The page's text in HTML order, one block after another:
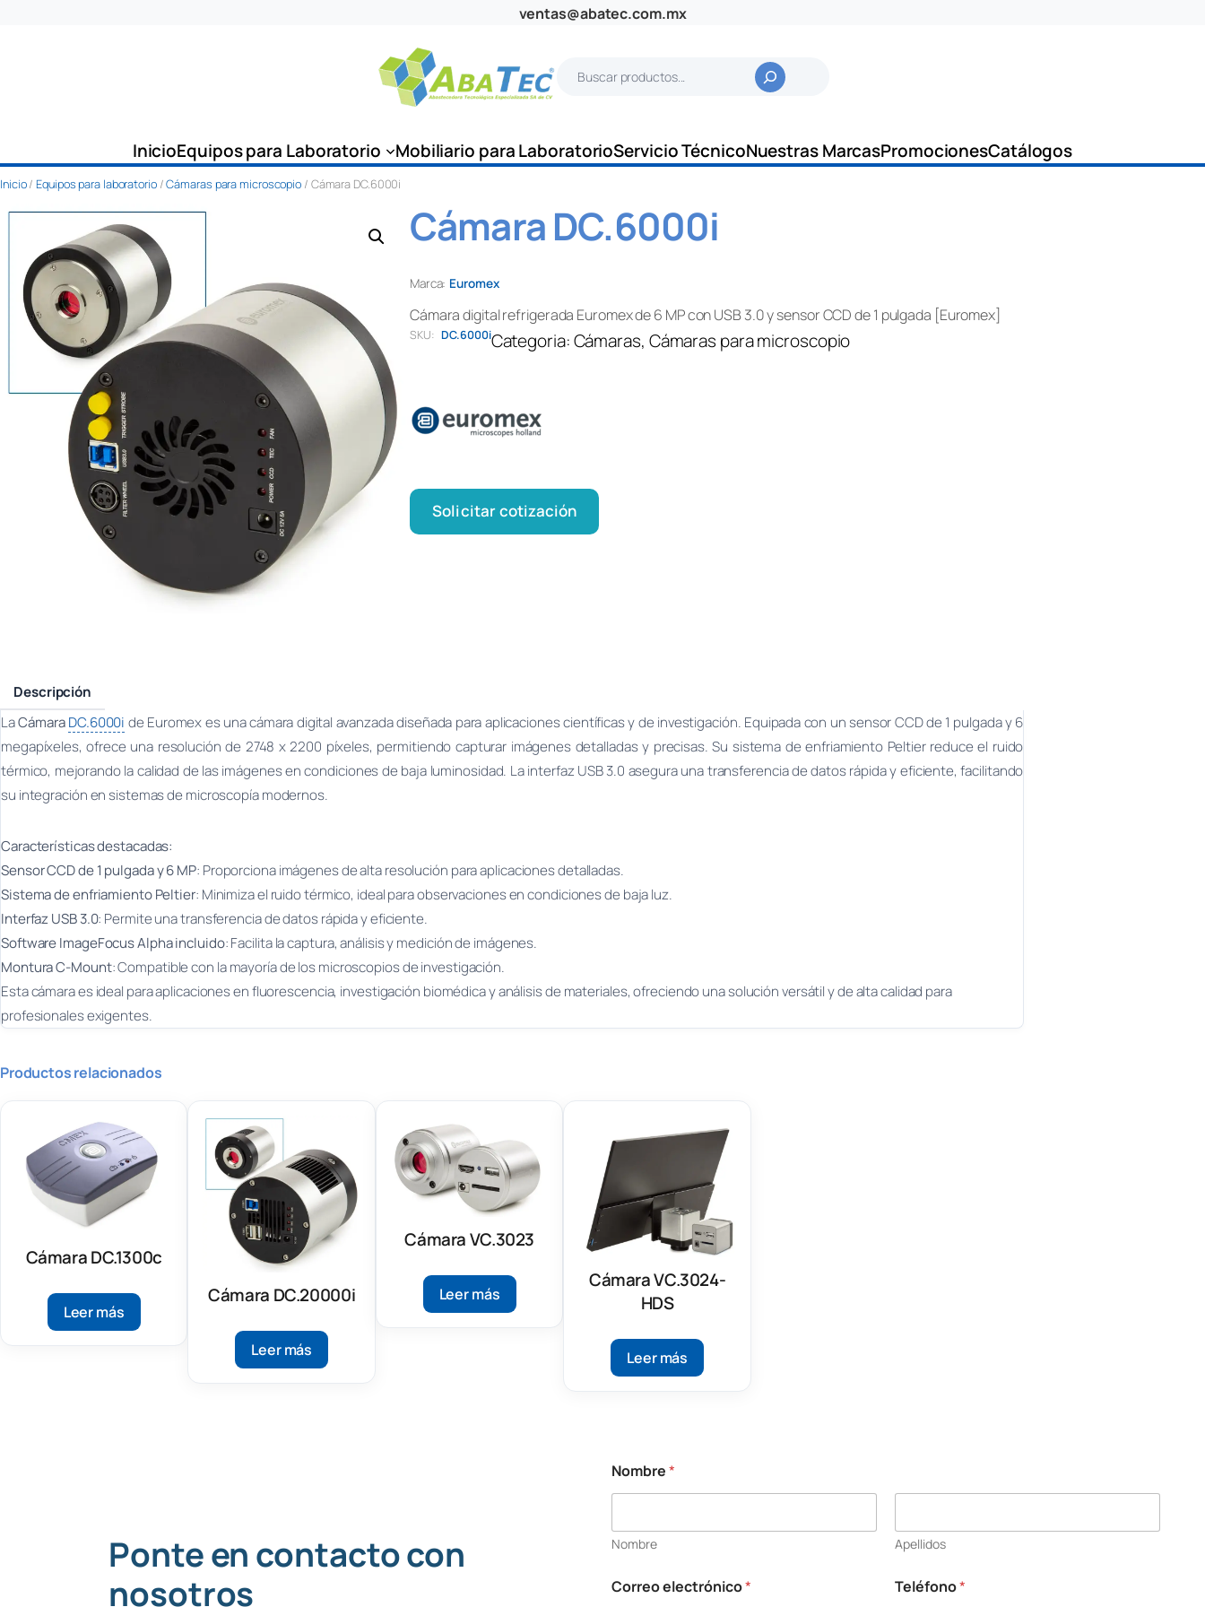
ventas@abatec.com.mx
c
a
InicioEquipos para Laboratorio Mobiliario para LaboratorioServicio TécnicoNuestras MarcasPromocionesCatálogos
Inicio/Equipos para laboratorio/Cámaras para microscopio / Cámara DC.6000i
Cámara DC.6000i
Marca: Euromex
Cámara digital refrigerada Euromex de 6 MP con USB 3.0 y sensor CCD de 1 pulgada [Euromex]
SKU: DC.6000iCategoria:Cámaras, Cámaras para microscopio
Solicitar cotización
Descripción
LaCámaraDC.6000i de Euromex es una cámara digital avanzada diseñada para aplicaciones científicas y de investigación. Equipada con un sensor CCD de 1 pulgada y 6
megapíxeles, ofrece una resolución de 2748 x 2200 píxeles, permitiendo capturar imágenes detalladas y precisas. Su sistema de enfriamiento Peltier reduce el ruido
térmico, mejorando la calidad de las imágenes en condiciones de baja luminosidad. La interfaz USB 3.0 asegura una transferencia de datos rápida y eficiente, facilitando
su integración en sistemas de microscopía modernos.
Características destacadas:
Sensor CCD de 1 pulgada y 6 MP: Proporciona imágenes de alta resolución para aplicaciones detalladas.
Sistema de enfriamiento Peltier: Minimiza el ruido térmico, ideal para observaciones en condiciones de baja luz.
Interfaz USB 3.0: Permite una transferencia de datos rápida y eficiente.
Software ImageFocus Alpha incluido: Facilita la captura, análisis y medición de imágenes.
Montura C-Mount: Compatible con la mayoría de los microscopios de investigación.
Esta cámara es ideal para aplicaciones en fluorescencia, investigación biomédica y análisis de materiales, ofreciendo una solución versátil y de alta calidad para
profesionales exigentes.
Productos relacionados
Cámara DC.1300c
Leer más
Cámara DC.20000i
Leer más
Cámara VC.3023
Leer más
Cámara VC.3024-
HDS
Leer más
Ponte en contacto con
nosotros
Nombre*
Nombre Apellidos
Correo electrónico* Teléfono*